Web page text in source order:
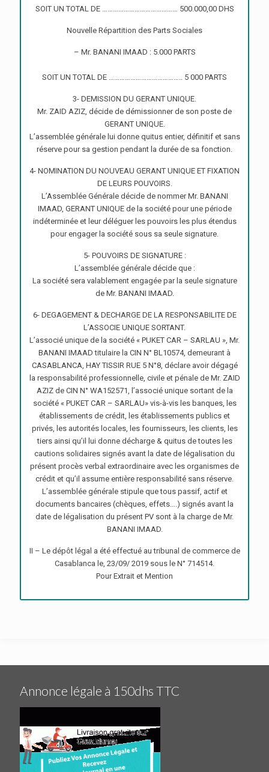
SOIT UN TOTAL DE …………………………………… 500.000,00 DHS
Nouvelle Répartition des Parts Sociales
– Mr. BANANI IMAAD : 5.000 PARTS
SOIT UN TOTAL DE ………………………………….. 5 000 PARTS
3- DEMISSION DU GERANT UNIQUE.
Mr. ZAID AZIZ, décide de démissionner de son poste de
GERANT UNIQUE.
L’assemblée générale lui donne quitus entier, définitif et sans
réserve pour sa gestion pendant la durée de sa fonction.
4- NOMINATION DU NOUVEAU GERANT UNIQUE ET FIXATION
DE LEURS POUVOIRS.
L’Assemblée Générale décide de nommer Mr. BANANI
IMAAD, GERANT UNIQUE de la société pour une période
indéterminée et leur déléguer les pouvoirs les plus étendus
pour engager la société sous sa seule signature.
5- POUVOIRS DE SIGNATURE :
L’assemblée générale décide que :
La société sera valablement engagée par la seule signature
de Mr. BANANI IMAAD.
6- DEGAGEMENT & DECHARGE DE LA RESPONSABILITE DE
L’ASSOCIE UNIQUE SORTANT.
L’associé unique de la société « PUKET CAR – SARLAU », Mr.
BANANI IMAAD titulaire la CIN N° BL10574, demeurant à
CASABLANCA, HAY TISSIR RUE 5 N°8, déclare avoir dégagé
la responsabilité professionnelle, civile et pénale de Mr. ZAID
AZIZ de CIN N° WA152571, l’associé unique sortant de la
société « PUKET CAR – SARLAU» vis-à-vis les banques, les
établissements de crédit, les établissements publics et
privés, les autorités locales, les fournisseurs, les clients, les
tiers ainsi qu’il lui donne décharge & quitus de toutes les
cautions solidaires signés avant la date de légalisation du
présent procès verbal extraordinaire avec les organismes de
crédit et qu’il assume entière responsabilité sans réserve.
L’assemblée générale stipule que tous passif, actif et
documents bancaires (chèques, effets….) signés avant la
date de légalisation du présent PV sont à la charge de Mr.
BANANI IMAAD.
II – Le dépôt légal a été effectué au tribunal de commerce de
Casablanca le, 23/09/ 2019 sous le N° 714514.
Pour Extrait et Mention
Annonce légale à 150dhs TTC